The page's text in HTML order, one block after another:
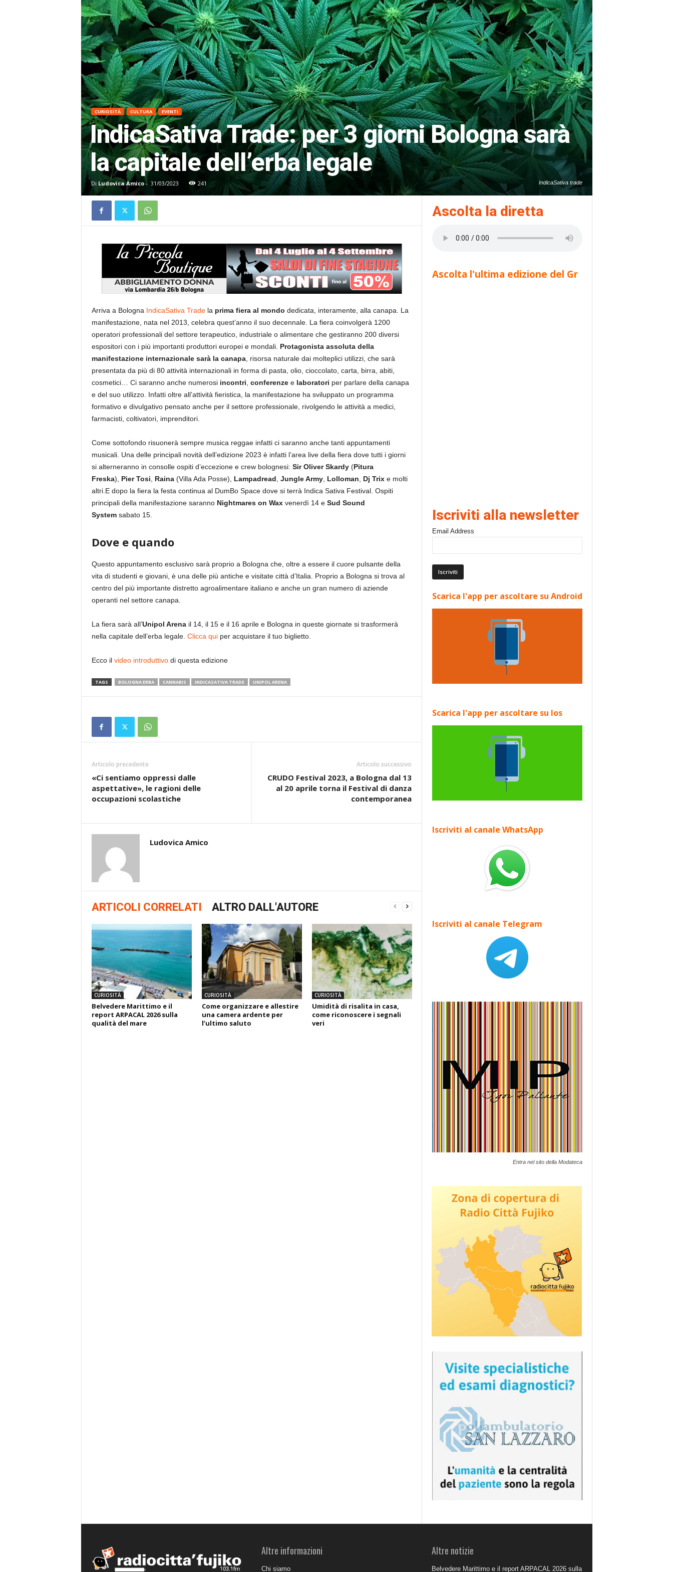
IndicaSativa trade
CURIOSITÀ CULTURA EVENTI
IndicaSativa Trade: per 3 giorni Bologna sarà
la capitale dell’erba legale
Di Ludovica Amico- 31/03/2023 241
Arriva a Bologna IndicaSativa Tradela prima fiera al mondo dedicata, interamente, alla canapa. La
manifestazione, nata nel 2013, celebra quest’anno il suo decennale. La fiera coinvolgerà 1200
operatori professionali del settore terapeutico, industriale o alimentare che gestiranno 200 diversi
espositori con i più importanti produttori europei e mondali. Protagonista assoluta della
manifestazione internazionale sarà la canapa, risorsa naturale dai molteplici utilizzi, che sarà
presentata da più di 80 attività internazionali in forma di pasta, olio, cioccolato, carta, birra, abiti,
cosmetici… Ci saranno anche numerosiincontri conferenzee laboratori per parlare della canapa
e del suo utilizzo. Infatti oltre all’attività fieristica, la manifestazione ha sviluppato un programma
formativo e divulgativo pensato anche per il settore professionale, rivolgendo le attività a medici,
farmacisti, coltivatori, imprenditori.
Come sottofondo risuonerà sempre musica reggae infatti ci saranno anche tanti appuntamenti
musicali. Una delle principali novità dell’edizione 2023 è infatti l’area live della fiera dove tutti i giorni
si alterneranno in consolle ospiti d’eccezione e crew bolognesi: Sir Oliver Skardy(Pitura
Freska), Pier Tosi Raina(Villa Ada Posse), Lampadread Jungle Army, Lolloman Dj Trixe molti
altri.E dopo la fiera la festa continua al DumBo Space dove si terrà Indica Sativa Festival. Ospiti
principali della manifestazione saranno Nightmares on Waxvenerdì 14 e Sud Sound
Systemsabato 15.
Dove e quando
Questo appuntamento esclusivo sarà proprio a Bologna che, oltre a essere il cuore pulsante della
vita di studenti e giovani, è una delle più antiche e visitate città d’Italia. Proprio a Bologna si trova al
centro del più importante distretto agroalimentare italiano e anche un gran numero di aziende
operanti nel settore canapa.
La fiera sarà all’Unipol Arenail 14, il 15 e il 16 aprile e Bologna in queste giornate si trasformerà
nella capitale dell’erba legale. Clicca quiper acquistare il tuo biglietto.
Ecco il video introduttivodi questa edizione
TAGS BOLOGNA ERBA CANNABIS INDICASATIVA TRADE UNIPOL ARENA
Articolo precedente
«Ci sentiamo oppressi dalle
aspettative», le ragioni delle
occupazioni scolastiche
Articolo successivo
CRUDO Festival 2023, a Bologna dal 13
al 20 aprile torna il Festival di danza
contemporanea
Ludovica Amico
ARTICOLI CORRELATI ALTRO DALL'AUTORE
CURIOSITÀ
Belvedere Marittimo e il
report ARPACAL 2026 sulla
qualità del mare
CURIOSITÀ
Come organizzare e allestire
una camera ardente per
l’ultimo saluto
CURIOSITÀ
Umidità di risalita in casa,
come riconoscere i segnali
veri
Ascolta la diretta
Ascolta l'ultima edizione del Gr
Iscriviti alla newsletter
Email Address
Scarica l'app per ascoltare su Android
Scarica l'app per ascoltare su Ios
Iscriviti al canale WhatsApp
Iscriviti al canale Telegram
Entra nel sito della Modateca
Altre informazioni
Chi siamo
Altre notizie
Belvedere Marittimo e il report ARPACAL 2026 sulla